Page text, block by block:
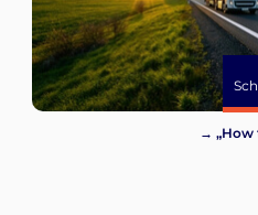
→ „How